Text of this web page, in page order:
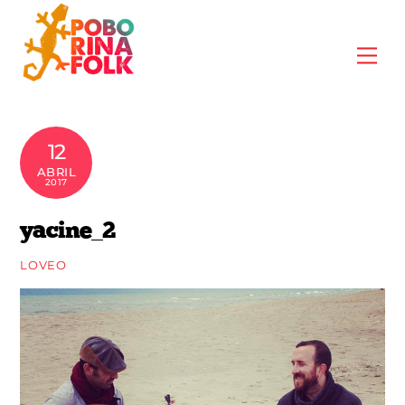
content
12
ABRIL
2017
yacine_2
LOVEO